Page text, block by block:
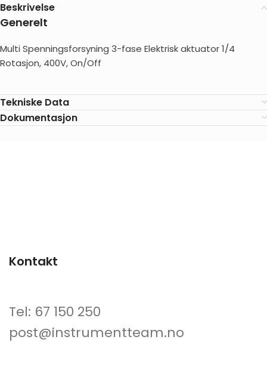
Beskrivelse
Generelt
Multi Spenningsforsyning 3-fase Elektrisk aktuator 1/4
Rotasjon, 400V, On/Off
Tekniske Data
Dokumentasjon
Kontakt
Tel: 67 150 250
post@instrumentteam.no